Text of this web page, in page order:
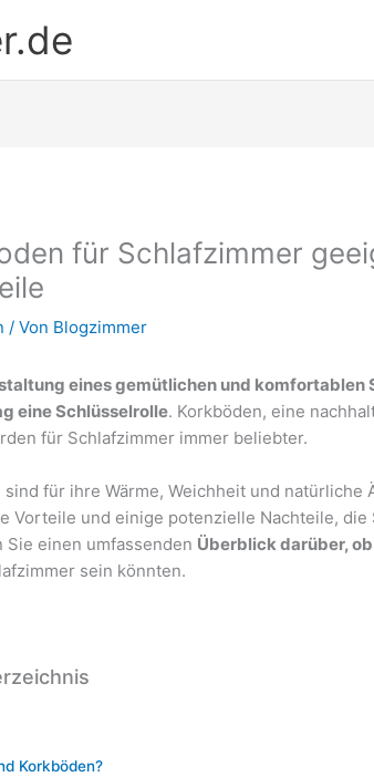
für Schlafzimmer
/ Von Blogzimmer
eines gemütlichen und
eine Schlüsselrolle. Korkböden, eine
für Schlafzimmer immer beliebter.
sind für ihre Wärme, Weichheit und natürliche
Vorteile und einige potenzielle Nachteile,
Sie einen umfassenden Überblick darüber,
sein könnten.
Korkböden?